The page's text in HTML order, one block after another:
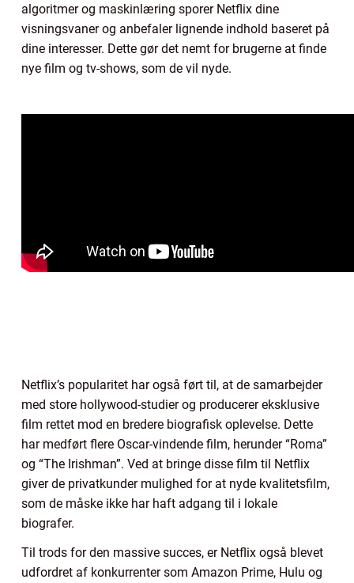
algoritmer og maskinlæring sporer Netflix dine
visningsvaner og anbefaler lignende indhold baseret på
dine interesser. Dette gør det nemt for brugerne at finde
nye film og tv-shows, som de vil nyde.
Netflix’s popularitet har også ført til, at de samarbejder
med store hollywood-studier og producerer eksklusive
film rettet mod en bredere biografisk oplevelse. Dette
har medført flere Oscar-vindende film, herunder “Roma”
og “The Irishman”. Ved at bringe disse film til Netflix
giver de privatkunder mulighed for at nyde kvalitetsfilm,
som de måske ikke har haft adgang til i lokale
biografer.
Til trods for den massive succes, er Netflix også blevet
udfordret af konkurrenter som Amazon Prime, Hulu og